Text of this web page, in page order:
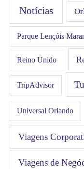
Notícias
Parque Lençóis
Reino Unido
TripAdvisor
Universal Orlando
Viagens
Viagens de